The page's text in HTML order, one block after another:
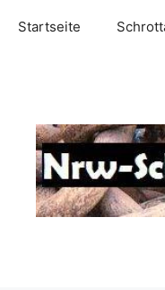
InhaltStartseite